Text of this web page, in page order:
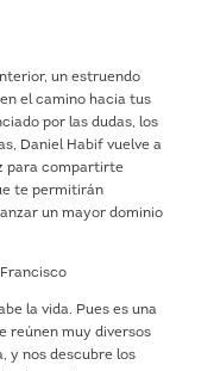
un estruendo
el camino hacia tus
por las dudas, los
Daniel Habif vuelve a
para compartirte
te permitirán
un mayor dominio
la vida. Pues es una
reúnen muy diversos
y nos descubre los